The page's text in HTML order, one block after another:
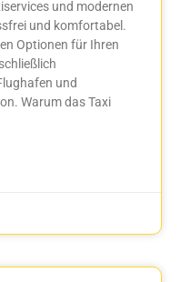
und modernen
und komfortabel.
Optionen für Ihren
und
Warum das Taxi